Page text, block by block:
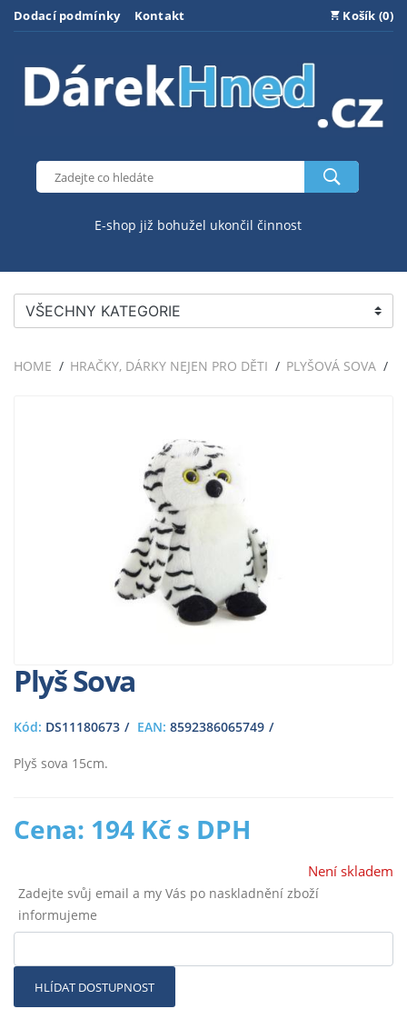
Dodací podmínky Kontakt Košík (0)
E-shop již bohužel ukončil činnost
VŠECHNY KATEGORIE
HOME HRAČKY, DÁRKY NEJEN PRO DĚTI PLYŠOVÁ SOVA
Plyš Sova
Kód: DS11180673 EAN: 8592386065749
Plyš sova 15cm.
Cena: 194 Kč s DPH
Není skladem
Zadejte svůj email a my Vás po naskladnění zboží
informujeme
HLÍDAT DOSTUPNOST